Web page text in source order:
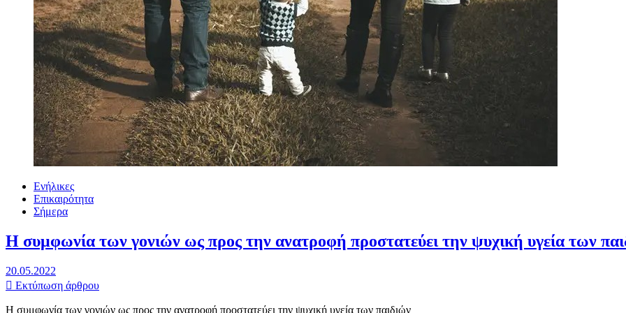
Ενήλικες
Επικαιρότητα
Σήμερα
Η συμφωνία των γονιών ως προς την ανατροφή προστατεύει την ψυχική υγεία των
20.05.2022
Εκτύπωση άρθρου
Η συμφωνία των γονιών ως προς την ανατροφή προστατεύει την ψυχική υγεία των παιδιών